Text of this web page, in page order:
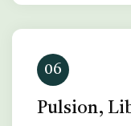
06
Pulsion,